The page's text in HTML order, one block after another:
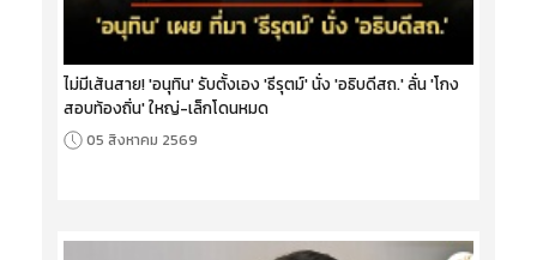
ไม่มีเส้นสาย! 'อนุทิน' รับตั้งเอง 'ธีรุตม์' นั่ง 'อธิบดีสถ.' ลั่น 'โกง
สอบท้องถิ่น' ใหญ่-เล็กโดนหมด
05 สิงหาคม 2569